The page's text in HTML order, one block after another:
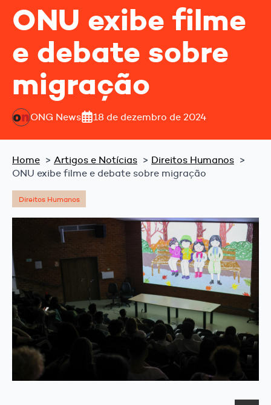
ONU exibe filme
e debate sobre
migração
ONG News 18 de dezembro de 2024
Home Artigos e Notícias
Direitos Humanos
ONU exibe filme e debate sobre migração
Direitos Humanos